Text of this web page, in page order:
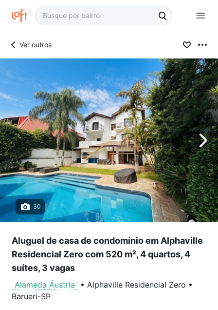
Ver outros
30
Aluguel de casa de condomínio em Alphaville
Residencial Zero com 520 m², 4 quartos, 4
suítes, 3 vagas
Alameda Áustria • Alphaville Residencial Zero •
Barueri-SP